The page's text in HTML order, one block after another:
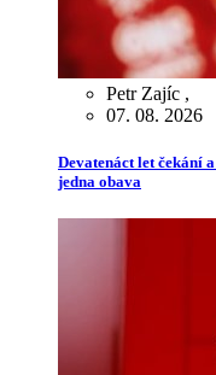
Petr Zajíc ,
07. 08. 2026
Devatenáct let čekání
jedna obava